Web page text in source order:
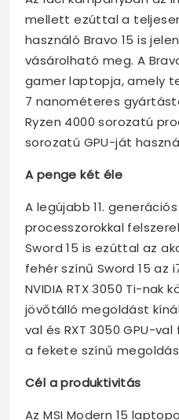
mellett ezúttal a
használó Bravo 15 is
vásárolható meg. A
gamer laptopja, amely
7 nanométeres
Ryzen 4000 sorozatú
sorozatú GPU-ját
A penge két éle
A legújabb 11.
processzorokkal
Sword 15 is ezúttal az
fehér színű Sword 15 az
NVIDIA RTX 3050 Ti-nak
jövőtálló megoldást
val és RXT 3050 GPU-
a fekete színű
Cél a produktivitás
Az MSI Modern 15